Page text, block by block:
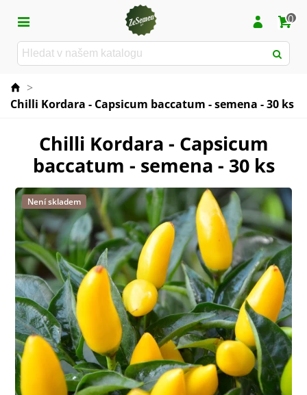
0
>
Chilli Kordara - Capsicum baccatum - semena - 30 ks
Chilli Kordara - Capsicum
baccatum - semena - 30 ks
Není skladem